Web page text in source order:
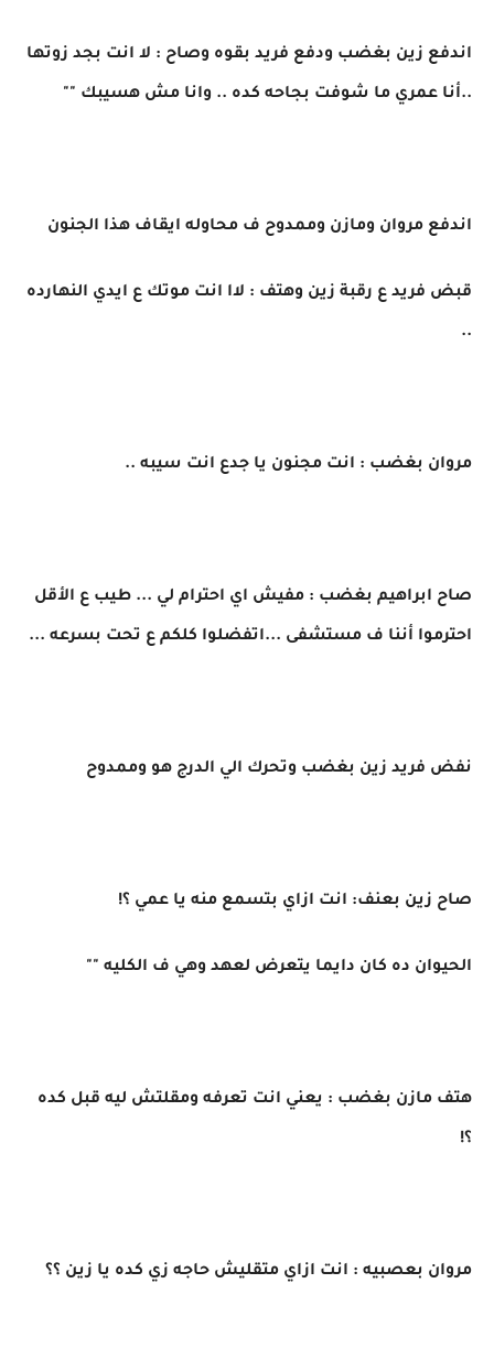
اندفع زين بغضب ودفع فريد بقوه وصاح : لا انت بجد زوتها
..أنا عمري ما شوفت بجاحه كده .. وانا مش هسيبك ""
اندفع مروان ومازن وممدوح ف محاوله ايقاف هذا الجنون
قبض فريد ع رقبة زين وهتف : لاا انت موتك ع ايدي النهارده
..
مروان بغضب : انت مجنون يا جدع انت سيبه ..
صاح ابراهيم بغضب : مفيش اي احترام لي ... طيب ع الأقل
احترموا أننا ف مستشفى ...اتفضلوا كلكم ع تحت بسرعه ...
نفض فريد زين بغضب وتحرك الي الدرج هو وممدوح
صاح زين بعنف: انت ازاي بتسمع منه يا عمي ؟!
الحيوان ده كان دايما يتعرض لعهد وهي ف الكليه ""
هتف مازن بغضب : يعني انت تعرفه ومقلتش ليه قبل كده
؟!
مروان بعصبيه : انت ازاي متقليش حاجه زي كده يا زين ؟؟